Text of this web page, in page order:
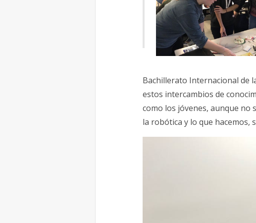
Bachillerato Internacional de
estos intercambios de
como los jóvenes, aunque no
la robótica y lo que hacemos,